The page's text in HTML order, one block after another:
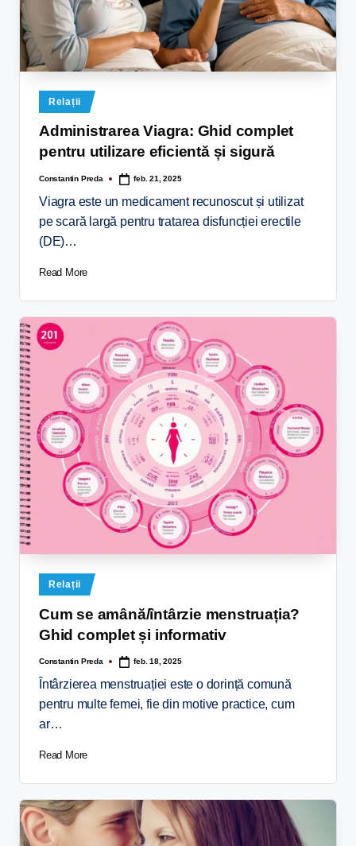
Relații
Administrarea Viagra: Ghid complet
pentru utilizare eficientă și sigură
Constantin Preda feb. 21, 2025
Viagra este un medicament recunoscut și utilizat
pe scară largă pentru tratarea disfuncției erectile
(DE)…
Read More
Relații
Cum se amână/întârzie menstruația?
Ghid complet și informativ
Constantin Preda feb. 18, 2025
Întârzierea menstruației este o dorință comună
pentru multe femei, fie din motive practice, cum
ar…
Read More